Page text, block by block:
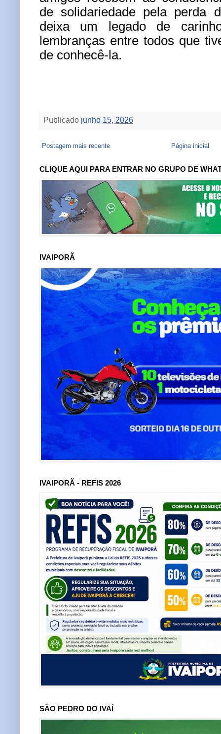
de solidariedade pela perda
deixa um legado de
lembranças entre todos que
de conhecê-la.
Publicado junho 15, 2026
Postagem mais recente Página inicial
CLIQUE AQUI PARA ENTRAR NO GRUPO DE
IVAIPORÃ
IVAIPORÃ - REFIS 2026
SÃO PEDRO DO IVAÍ